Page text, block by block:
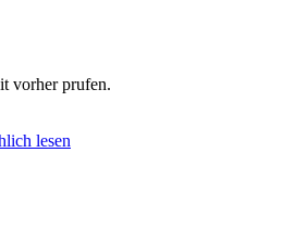
vorher prufen.